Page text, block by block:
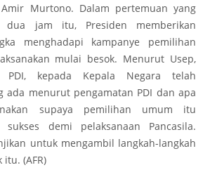
Murtono. Dalam pertemuan yang
dua jam itu, Presiden memberikan
menghadapi kampanye pemilihan
mulai besok. Menurut Usep,
kepada Kepala Negara telah
ada menurut pengamatan PDI dan apa
supaya pemilihan umum itu
sukses demi pelaksanaan Pancasila.
untuk mengambil langkah-langkah
(AFR)